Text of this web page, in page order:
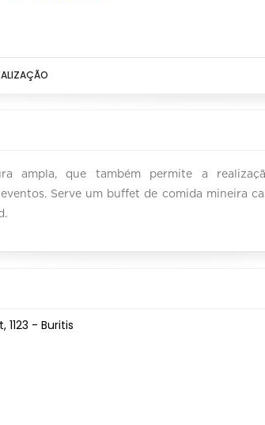
ampla, que também permite a
Serve um buffet de comida mineira
1123 - Buritis